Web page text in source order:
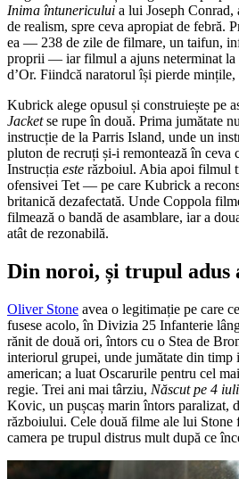
Inima întunericului a lui Joseph
de realism, spre ceva apropiat de febră.
ea — 238 de zile de filmare, un taifun,
proprii — iar filmul a ajuns neterminat la
d’Or. Fiindcă naratorul își pierde
Kubrick alege opusul și construiește pe
Jacketse rupe în două. Prima jumătate
instrucție de la Parris Island, unde un
pluton de recruți și-i remontează în ceva
Instrucția este războiul. Abia apoi filmul
ofensivei Tet — pe care Kubrick a
britanică dezafectată. Unde Coppola
filmează o bandă de asamblare, iar a
atât de rezonabilă.
Din noroi, și trupul adus
Oliver Stone avea o legitimație pe care
fusese acolo, în Divizia 25 Infanterie
rănit de două ori, întors cu o Stea de
interiorul grupei, unde jumătate din timp
american; a luat Oscarurile pentru cel
regie. Trei ani mai târziu, Născut pe 4
Kovic, un pușcaș marin întors paralizat,
războiului. Cele două filme ale lui Stone
camera pe trupul distrus mult după ce